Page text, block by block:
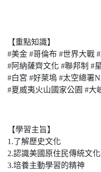
【重點知識】
#美金 #哥倫布 #世界大戰
#阿納薩齊文化 #聯邦制 #
#白宮 #好萊塢 #太空總署
#夏威夷火山國家公園 #大
【學習主旨】
1.了解歷史文化
2.認識美國原住民傳統文化
3.培養主動學習的精神